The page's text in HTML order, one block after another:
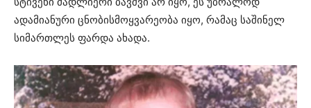
ადამიანური ცნობისმოყვარეობა იყო, რამაც საშინელ
სიმართლეს ფარდა ახადა.